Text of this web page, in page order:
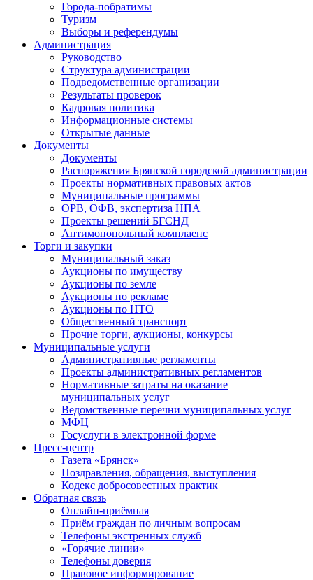
Города-побратимы
Туризм
Выборы и референдумы
Администрация
Руководство
Структура администрации
Подведомственные организации
Результаты проверок
Кадровая политика
Информационные системы
Открытые данные
Документы
Документы
Распоряжения Брянской городской администрации
Проекты нормативных правовых актов
Муниципальные программы
ОРВ, ОФВ, экспертиза НПА
Проекты решений БГСНД
Антимонопольный комплаенс
Торги и закупки
Муниципальный заказ
Аукционы по имуществу
Аукционы по земле
Аукционы по рекламе
Аукционы по НТО
Общественный транспорт
Прочие торги, аукционы, конкурсы
Муниципальные услуги
Административные регламенты
Проекты административных регламентов
Нормативные затраты на оказание
муниципальных услуг
Ведомственные перечни муниципальных услуг
МФЦ
Госуслуги в электронной форме
Пресс-центр
Газета «Брянск»
Поздравления, обращения, выступления
Кодекс добросовестных практик
Обратная связь
Онлайн-приёмная
Приём граждан по личным вопросам
Телефоны экстренных служб
«Горячие линии»
Телефоны доверия
Правовое информирование